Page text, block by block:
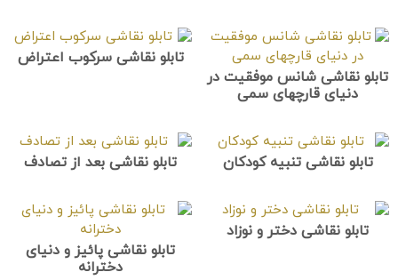
تابلو نقاشی شانس موفقیت در
دنیای قارچهای سمی
تابلو نقاشی سرکوب اعتراض
تابلو نقاشی تنبیه کودکان تابلو نقاشی بعد از تصادف
تابلو نقاشی دختر و نوزاد
تابلو نقاشی پائیز و دنیای
دخترانه